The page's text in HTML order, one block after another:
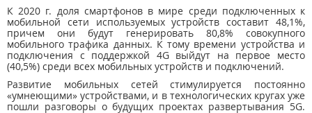
К 2020 г. доля смартфонов в мире среди подключенных к
мобильной сети используемых устройств составит 48,1%,
причем они будут генерировать 80,8% совокупного
мобильного трафика данных. К тому времени устройства и
подключения с поддержкой 4G выйдут на первое место
(40,5%) среди всех мобильных устройств и подключений.
Развитие мобильных сетей стимулируется постоянно
«умнеющими» устройствами, и в технологических кругах уже
пошли разговоры о будущих проектах развертывания 5G.